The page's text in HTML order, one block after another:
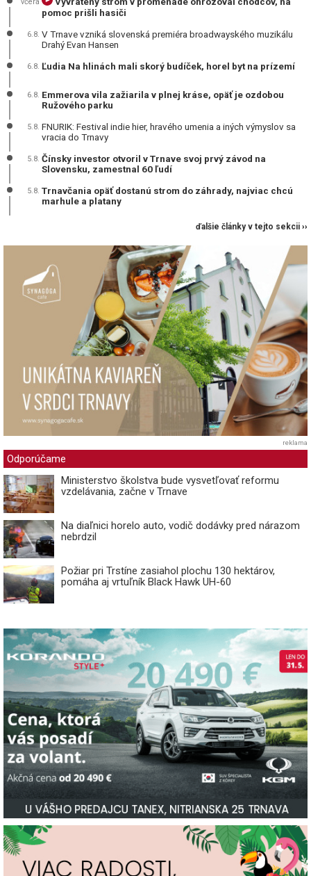
pomoc prišli hasiči
6.8. V Trnave vzniká slovenská premiéra broadwayského muzikálu
Drahý Evan Hansen
6.8. Ľudia Na hlinách mali skorý budíček, horel byt na prízemí
6.8. Emmerova vila zažiarila v plnej kráse, opäť je ozdobou
Ružového parku
5.8. FNURIK: Festival indie hier, hravého umenia a iných výmyslov sa
vracia do Trnavy
5.8. Čínsky investor otvoril v Trnave svoj prvý závod na
Slovensku, zamestnal 60 ľudí
5.8. Trnavčania opäť dostanú strom do záhrady, najviac chcú
marhule a platany
ďalšie články v tejto sekcii ››
reklama
Odporúčame
Ministerstvo školstva bude vysvetľovať reformu
vzdelávania, začne v Trnave
Na diaľnici horelo auto, vodič dodávky pred nárazom
nebrdzil
Požiar pri Trstíne zasiahol plochu 130 hektárov,
pomáha aj vrtuľník Black Hawk UH-60